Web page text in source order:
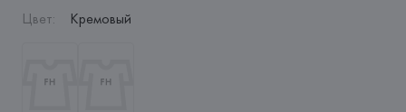
Цвет: Кремовый